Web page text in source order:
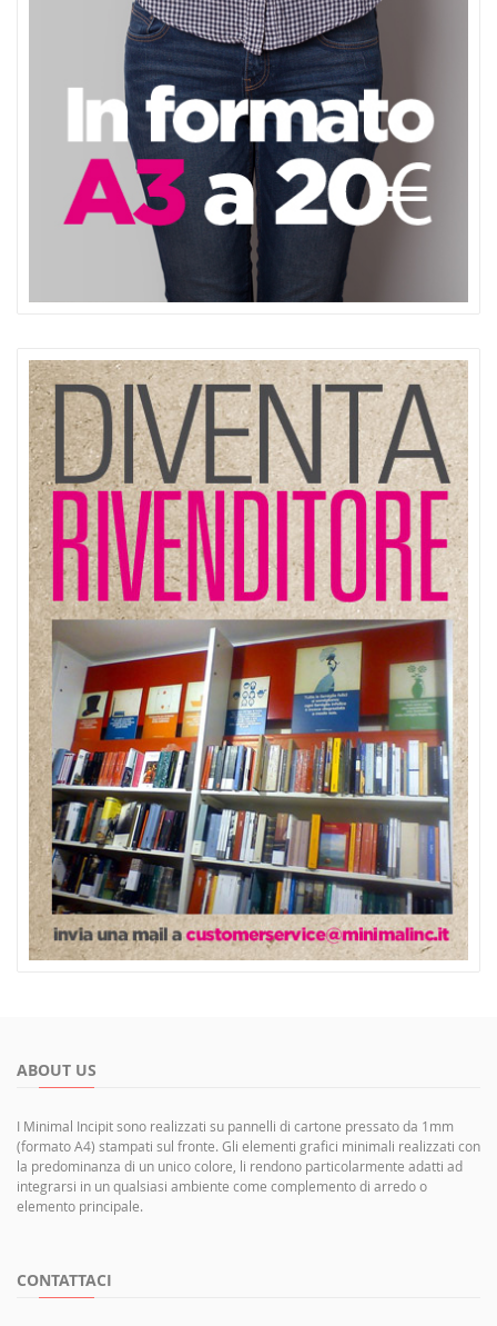
ABOUT US
I Minimal Incipit sono realizzati su pannelli di cartone pressato da 1mm
(formato A4) stampati sul fronte. Gli elementi grafici minimali realizzati con
la predominanza di un unico colore, li rendono particolarmente adatti ad
integrarsi in un qualsiasi ambiente come complemento di arredo o
elemento principale.
CONTATTACI